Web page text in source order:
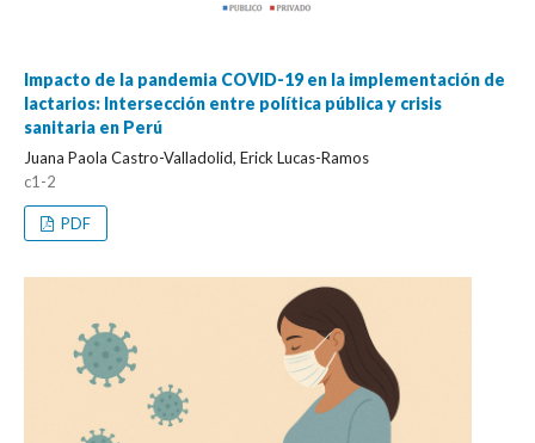
Impacto de la pandemia COVID-19 en la implementación de
lactarios: Intersección entre política pública y crisis
sanitaria en Perú
Juana Paola Castro-Valladolid, Erick Lucas-Ramos
c1-2
PDF